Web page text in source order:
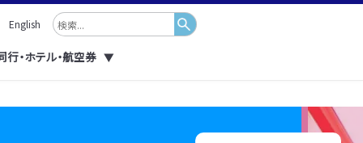
English
行・ホテル・航空券 ▼